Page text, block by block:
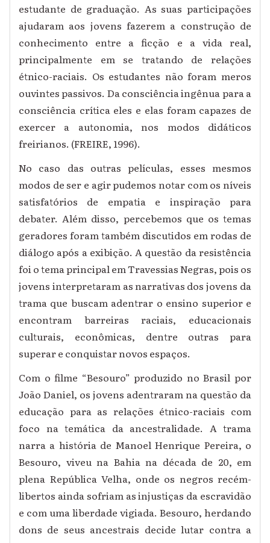
estudante de graduação. As suas participações
ajudaram aos jovens fazerem a construção de
conhecimento entre a ficção e a vida real,
principalmente em se tratando de relações
étnico-raciais. Os estudantes não foram meros
ouvintes passivos. Da consciência ingênua para a
consciência crítica eles e elas foram capazes de
exercer a autonomia, nos modos didáticos
freirianos. (FREIRE, 1996).
No caso das outras películas, esses mesmos
modos de ser e agir pudemos notar com os níveis
satisfatórios de empatia e inspiração para
debater. Além disso, percebemos que os temas
geradores foram também discutidos em rodas de
diálogo após a exibição. A questão da resistência
foi o tema principal em Travessias Negras, pois os
jovens interpretaram as narrativas dos jovens da
trama que buscam adentrar o ensino superior e
encontram barreiras raciais, educacionais
culturais, econômicas, dentre outras para
superar e conquistar novos espaços.
Com o filme “Besouro” produzido no Brasil por
João Daniel, os jovens adentraram na questão da
educação para as relações étnico-raciais com
foco na temática da ancestralidade. A trama
narra a história de Manoel Henrique Pereira, o
Besouro, viveu na Bahia na década de 20, em
plena República Velha, onde os negros recém-
libertos ainda sofriam as injustiças da escravidão
e com uma liberdade vigiada. Besouro, herdando
dons de seus ancestrais decide lutar contra a